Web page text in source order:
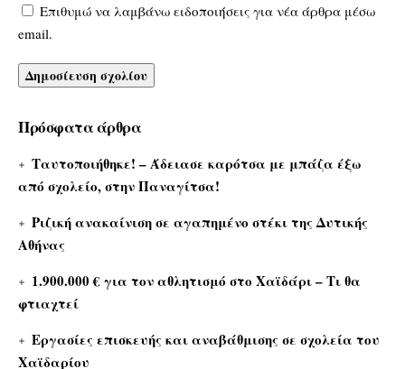
Επιθυμώ να λαμβάνω ειδοποιήσεις για νέα άρθρα μέσω
email.
Πρόσφατα άρθρα
Ταυτοποιήθηκε! – Άδειασε καρότσα με μπάζα έξω
από σχολείο, στην Παναγίτσα!
Ριζική ανακαίνιση σε αγαπημένο στέκι της Δυτικής
Αθήνας
1.900.000 € για τον αθλητισμό στο Χαϊδάρι – Τι θα
φτιαχτεί
Εργασίες επισκευής και αναβάθμισης σε σχολεία του
Χαϊδαρίου